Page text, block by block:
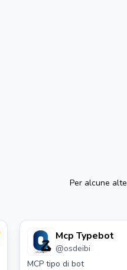
Per alcune
Mcp Typebot
@osdeibi
MCP tipo di bot